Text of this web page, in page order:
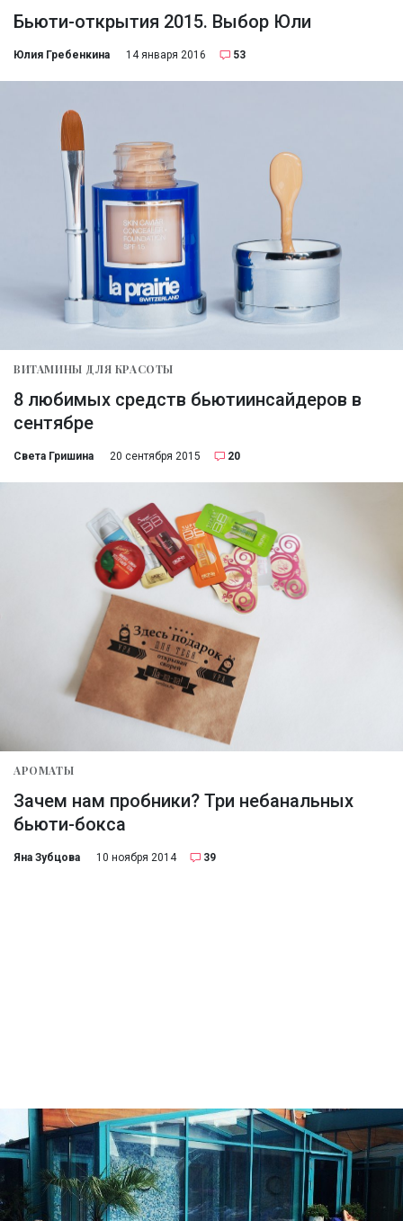
Бьюти-открытия 2015. Выбор Юли
Юлия Гребенкина 14 января 2016 53
ВИТАМИНЫ ДЛЯ КРАСОТЫ
8 любимых средств бьютиинсайдеров в
сентябре
Света Гришина 20 сентября 2015 20
АРОМАТЫ
Зачем нам пробники? Три небанальных
бьюти-бокса
Яна Зубцова 10 ноября 2014 39